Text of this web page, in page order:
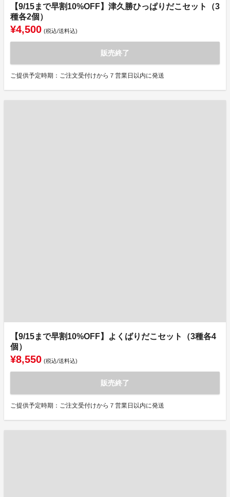
【9/15まで早割10%OFF】津久勝ひっぱりだこセット（3
種各2個）
¥4,500 (税込/送料込)
販売終了
ご提供予定時期：ご注文受付けから７営業日以内に発送
【9/15まで早割10%OFF】よくばりだこセット（3種各4
個）
¥8,550 (税込/送料込)
販売終了
ご提供予定時期：ご注文受付けから７営業日以内に発送